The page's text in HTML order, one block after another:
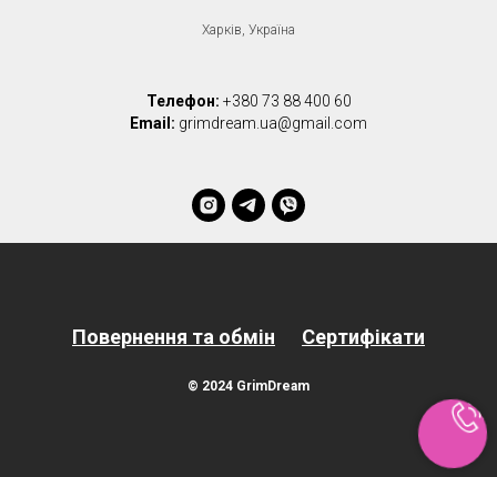
Харків, Україна
Телефон: +380 73 88 400 60
Email: grimdream.ua@gmail.com
Повернення та обмін Сертифікати
© 2024 GrimDream